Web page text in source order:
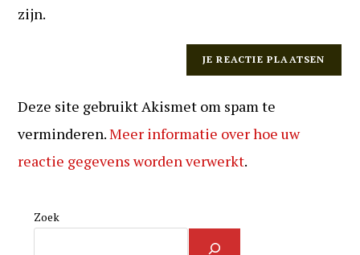
zijn.
Deze site gebruikt Akismet om spam te
verminderen.Meer informatie over hoe uw
reactie gegevens worden verwerkt.
Zoek